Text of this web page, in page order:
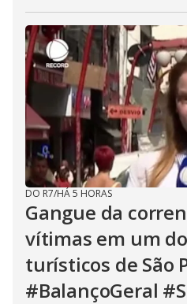
DO R7/HÁ 5 HORAS
Gangue da
vítimas em um
turísticos de São
#BalançoGeral